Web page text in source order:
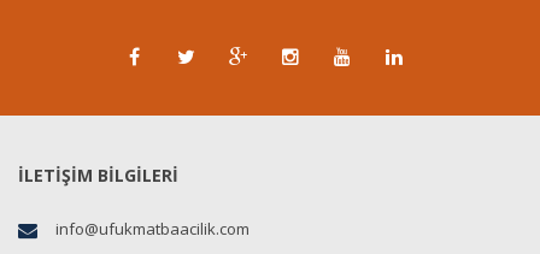
İLETİŞİM BİLGİLERİ
info@ufukmatbaacilik.com